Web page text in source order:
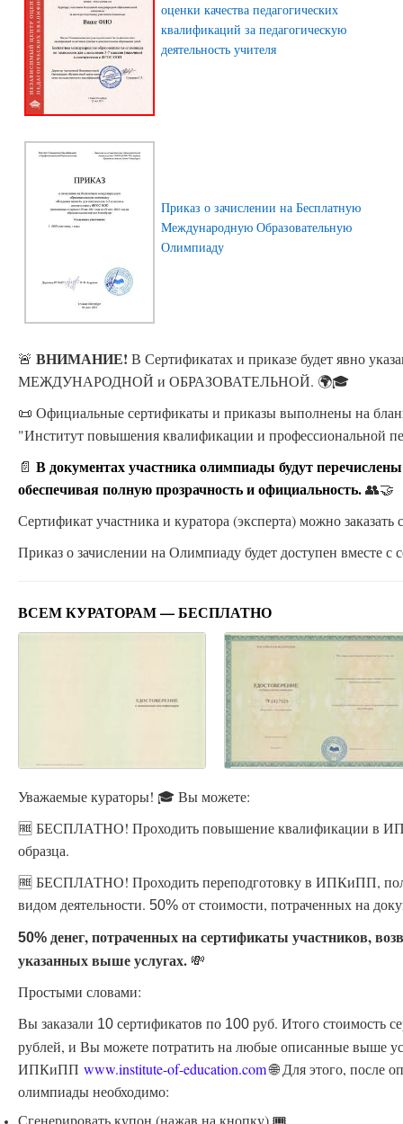
оценки качества педагогических
квалификаций за педагогическую
деятельность учителя
Приказ о зачислении на Бесплатную
Международную Образовательную
Олимпиаду
🚨 ВНИМАНИЕ! В Сертификатах и приказе будет явно
МЕЖДУНАРОДНОЙ и ОБРАЗОВАТЕЛЬНОЙ. 🌍🎓
📜 Официальные сертификаты и приказы выполнены на
"Институт повышения квалификации и профессиональной
📄 В документах участника олимпиады будут
обеспечивая полную прозрачность и официальность.👥🤝
Сертификат участника и куратора (эксперта) можно заказать
Приказ о зачислении на Олимпиаду будет доступен вместе с
ВСЕМ КУРАТОРАМ — БЕСПЛАТНО
Уважаемые кураторы! 🎓 Вы можете:
🆓 БЕСПЛАТНО! Проходить повышение квалификации в
образца.
🆓 БЕСПЛАТНО! Проходить переподготовку в ИПКиПП,
видом деятельности. 50% от стоимости, потраченных на
50% денег, потраченных на сертификаты участников,
указанных выше услугах. 💸
Простыми словами:
Вы заказали 10 сертификатов по 100 руб. Итого стоимость
рублей, и Вы можете потратить на любые описанные выше
ИПКиПП www.institute-of-education.com🌐 Для этого, после
олимпиады необходимо:
Сгенерировать купон (нажав на кнопку) 🎟️